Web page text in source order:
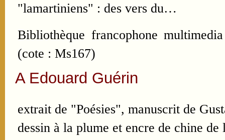
"lamartiniens" : des vers du…
Bibliothèque francophone
(cote : Ms167)
A Edouard Guérin
extrait de "Poésies", manuscrit de
dessin à la plume et encre de chine de